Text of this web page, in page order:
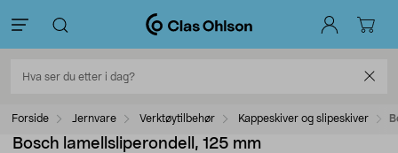
Forside Jernvare Verktøytilbehør Kappeskiver og slipeskiver
Bosch lamellsliperondell, 125 mm